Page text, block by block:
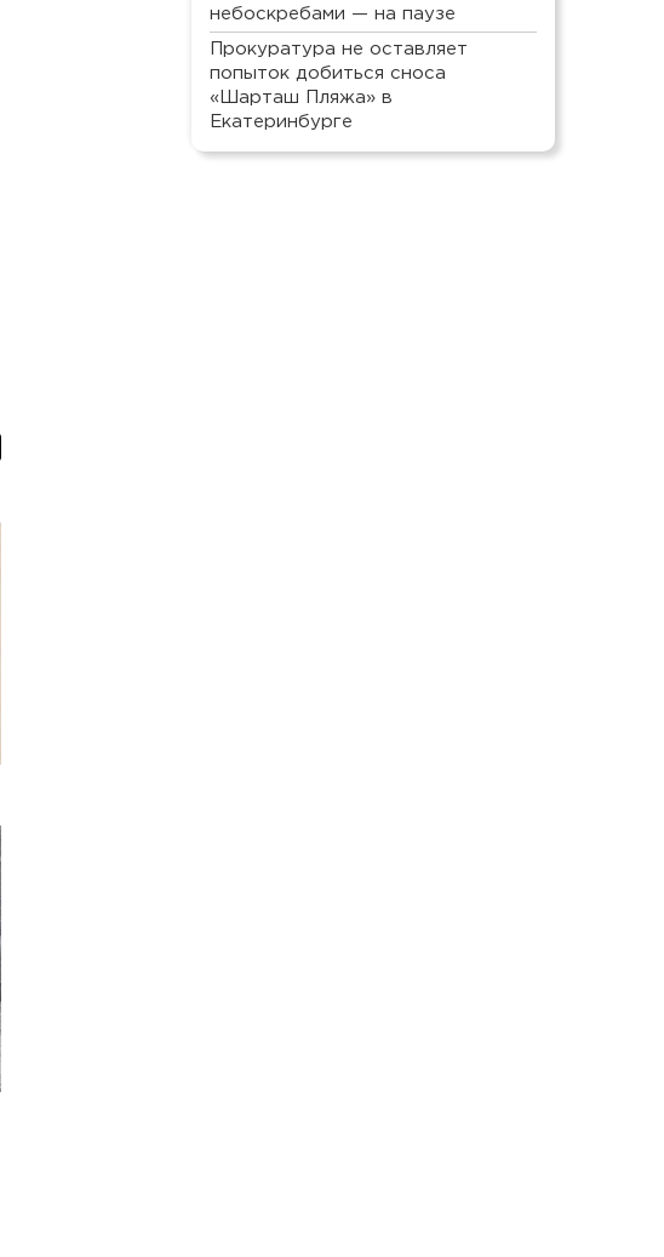
небоскребами — на паузе
Прокуратура не оставляет
попыток добиться сноса
«Шарташ Пляжа» в
Екатеринбурге